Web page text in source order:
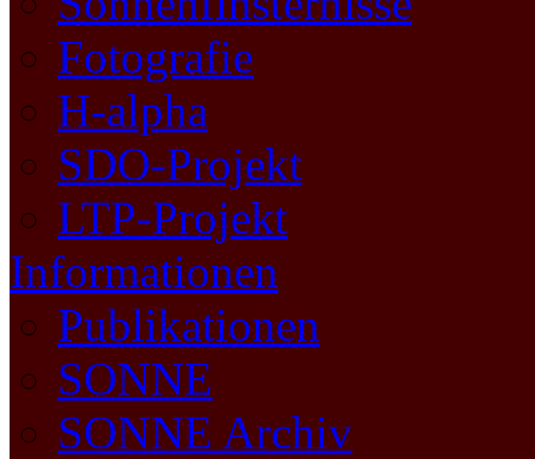
Fotografie
H-alpha
SDO-Projekt
LTP-Projekt
Informationen
Publikationen
SONNE
SONNE Archiv